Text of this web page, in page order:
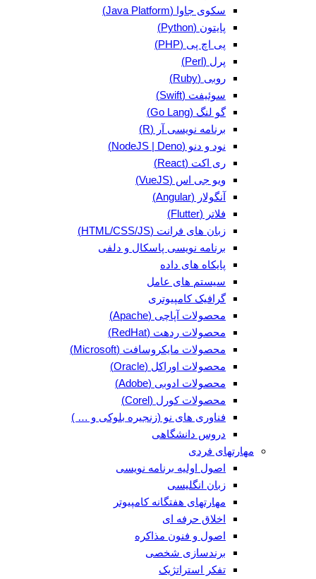
سکوی جاوا (Java Platform)
پایتون (Python)
پی اچ پی (PHP)
پرل (Perl)
روبی (Ruby)
سوئیفت (Swift)
گو لنگ (Go Lang)
برنامه نویسی آر (R)
نود و دنو (NodeJS | Deno)
ری اکت (React)
ویو جی اس (VueJS)
آنگولار (Angular)
فلاتر (Flutter)
زبان های فرانت (HTML/CSS/JS)
برنامه نویسی پاسکال و دلفی
پایکاه های داده
سیستم های عامل
گرافیک کامپیوتری
محصولات آپاچی (Apache)
محصولات ردهت (RedHat)
محصولات مایکروسافت (Microsoft)
محصولات اوراکل (Oracle)
محصولات ادوبی (Adobe)
محصولات کورل (Corel)
فناوری های نو (زنجیره بلوکی و … )
دروس دانشگاهی
مهارتهای فردی
اصول اولیه برنامه نویسی
زبان انگلیسی
مهارتهای هفتگانه کامپیوتر
اخلاق حرفه ای
اصول و فنون مذاکره
برندسازی شخصی
تفکر استراتژیک